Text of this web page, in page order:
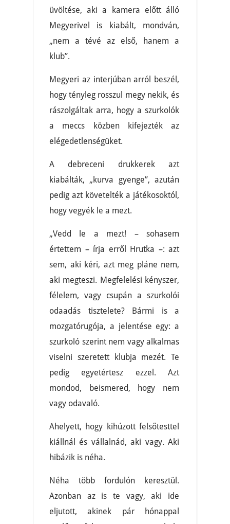
üvöltése, aki a kamera előtt álló
Megyerivel is kiabált, mondván,
„nem a tévé az első, hanem a
klub”.
Megyeri az interjúban arról beszél,
hogy tényleg rosszul megy nekik, és
rászolgáltak arra, hogy a szurkolók
a meccs közben kifejezték az
elégedetlenségüket.
A debreceni drukkerek azt
kiabálták, „kurva gyenge”, azután
pedig azt követelték a játékosoktól,
hogy vegyék le a mezt.
„Vedd le a mezt! – sohasem
értettem – írja erről Hrutka –: azt
sem, aki kéri, azt meg pláne nem,
aki megteszi. Megfelelési kényszer,
félelem, vagy csupán a szurkolói
odaadás tisztelete? Bármi is a
mozgatórugója, a jelentése egy: a
szurkoló szerint nem vagy alkalmas
viselni szeretett klubja mezét. Te
pedig egyetértesz ezzel. Azt
mondod, beismered, hogy nem
vagy odavaló.
Ahelyett, hogy kihúzott felsőtesttel
kiállnál és vállalnád, aki vagy. Aki
hibázik is néha.
Néha több fordulón keresztül.
Azonban az is te vagy, aki ide
eljutott, akinek pár hónappal